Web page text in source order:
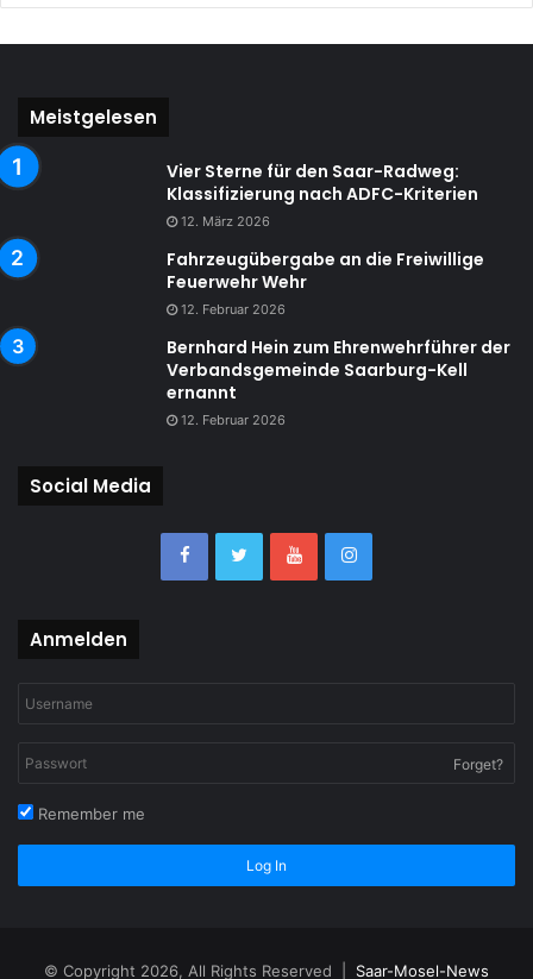
Meistgelesen
Vier Sterne für den Saar-Radweg:
Klassifizierung nach ADFC-Kriterien
12. März 2026
Fahrzeugübergabe an die Freiwillige
Feuerwehr Wehr
12. Februar 2026
Bernhard Hein zum Ehrenwehrführer der
Verbandsgemeinde Saarburg-Kell
ernannt
12. Februar 2026
Social Media
Anmelden
Forget?
Remember me
Log In
© Copyright 2026, All Rights Reserved | Saar-Mosel-News